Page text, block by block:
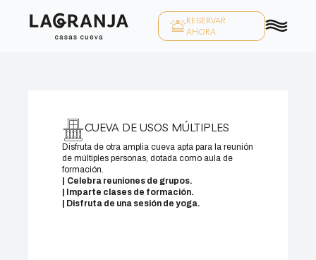
RESERVAR
AHORA
CUEVA DE USOS MÚLTIPLES
Disfruta de otra amplia cueva apta para la reunión
de múltiples personas, dotada como aula de
formación.
Celebra reuniones de grupos.
| Imparte clases de formación.
| Disfruta de una sesión de yoga.